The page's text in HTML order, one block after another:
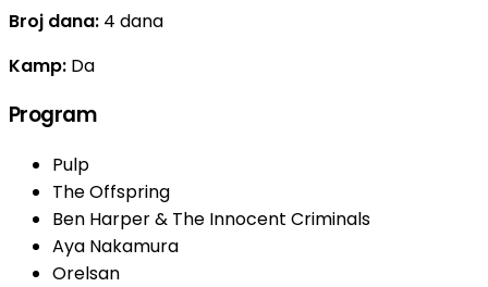
Broj dana: 4 dana
Kamp: Da
Program
Pulp
The Offspring
Ben Harper & The Innocent Criminals
Aya Nakamura
Orelsan